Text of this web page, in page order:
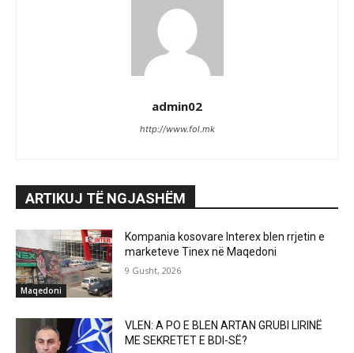
admin02
http://www.fol.mk
ARTIKUJ TË NGJASHËM
Maqedoni
Kompania kosovare Interex blen rrjetin e
marketeve Tinex në Maqedoni
9 Gusht, 2026
VLEN: A PO E BLEN ARTAN GRUBI LIRINË
ME SEKRETET E BDI-SË?